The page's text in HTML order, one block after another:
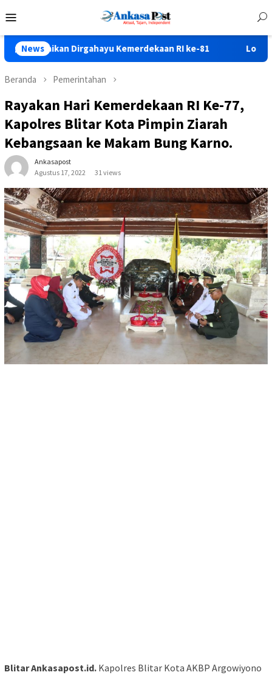
ke
Mobile
News
Dirgahayu Kemerdekaan RI ke-81 Lomba Gerak Jalan
Beranda Pemerintahan
Rayakan Hari Kemerdekaan RI Ke-77,
Kapolres Blitar Kota Pimpin Ziarah
Kebangsaan ke Makam Bung Karno.
Ankasapost
Agustus 17, 2022
31 views
Blitar Ankasapost.id. Kapolres Blitar Kota AKBP Argowiyono